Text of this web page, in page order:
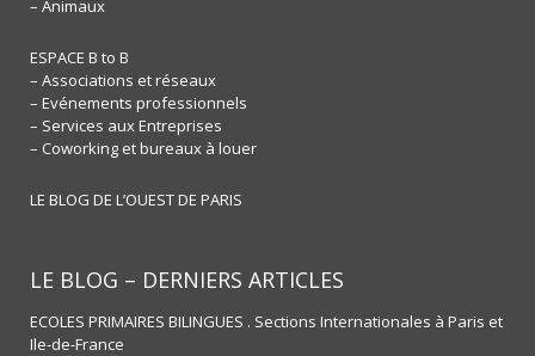
– Animaux
ESPACE B to B
– Associations et réseaux
– Evénements professionnels
– Services aux Entreprises
– Coworking et bureaux à louer
LE BLOG DE L’OUEST DE PARIS
LE BLOG – DERNIERS ARTICLES
ECOLES PRIMAIRES BILINGUES . Sections Internationales à Paris et
Ile-de-France